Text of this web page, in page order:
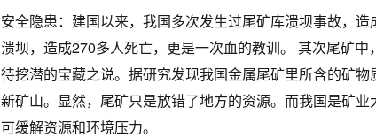
安全隐患：建国以来，我国多次发生过尾矿库溃坝事故，
溃坝，造成270多人死亡，更是一次血的教训。 其次尾矿
待挖潜的宝藏之说。据研究发现我国金属尾矿里所含的矿
新矿山。显然，尾矿只是放错了地方的资源。而我国是矿
可缓解资源和环境压力。